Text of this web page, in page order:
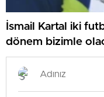
İsmail Kartal iki
dönem bizimle